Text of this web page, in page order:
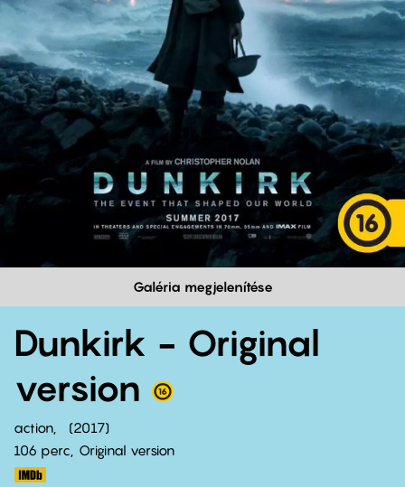
Galéria megjelenítése
Dunkirk - Original
version
action
2017
106 perc,
Original version